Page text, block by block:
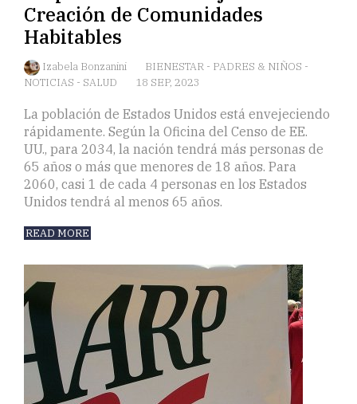
Creación de Comunidades
Habitables
Izabela Bonzanini BIENESTAR - PADRES & NIÑOS -
NOTICIAS - SALUD 18 SEP, 2023
La población de Estados Unidos está envejeciendo
rápidamente. Según la Oficina del Censo de EE.
UU., para 2034, la nación tendrá más personas de
65 años o más que menores de 18 años. Para
2060, casi 1 de cada 4 personas en los Estados
Unidos tendrá al menos 65 años.
READ MORE